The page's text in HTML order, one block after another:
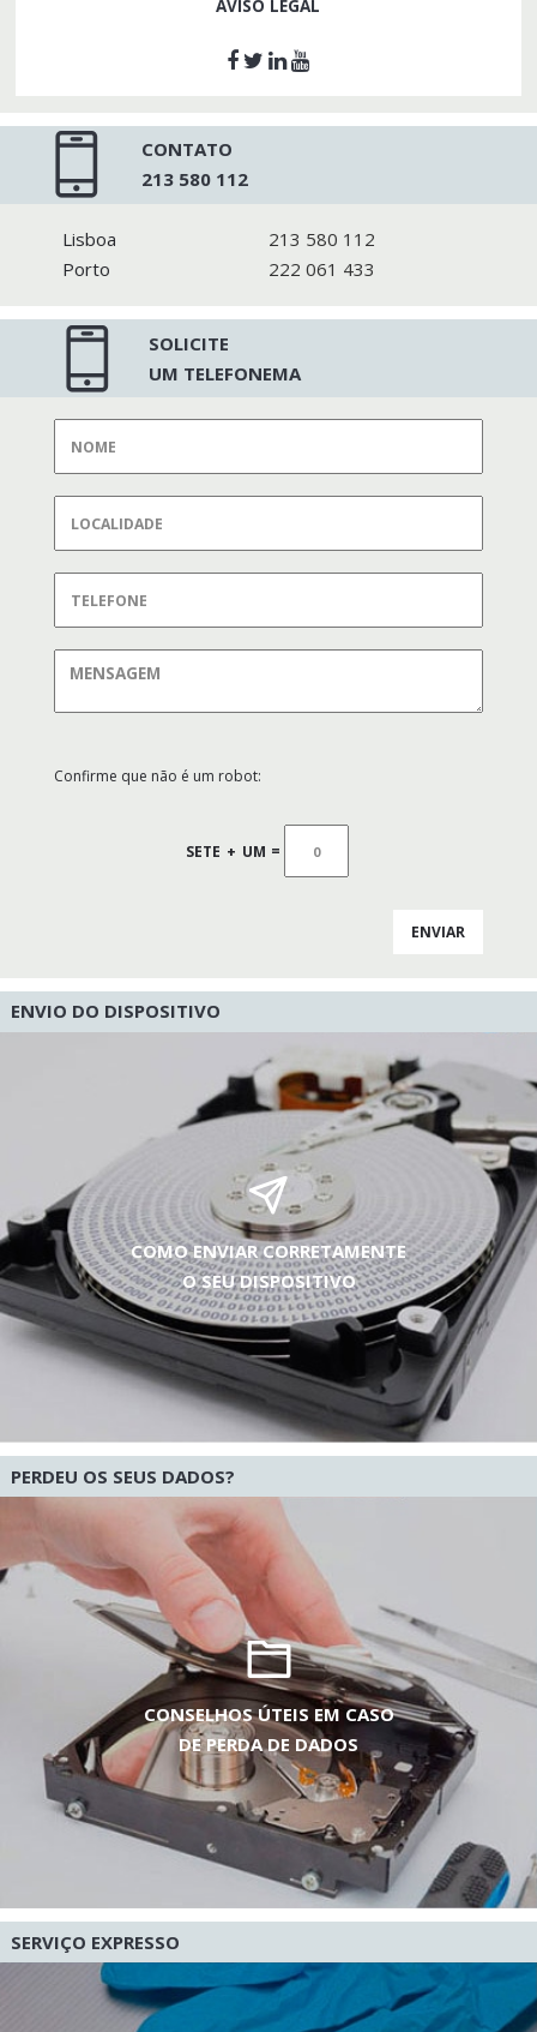
AVISO LEGAL
CONTATO
213 580 112
Lisboa
213 580 112
Porto
222 061 433
SOLICITE
UM TELEFONEMA
Confirme que não é um robot:
SETE + UM =
ENVIO DO DISPOSITIVO
COMO ENVIAR CORRETAMENTE
O SEU DISPOSITIVO
PERDEU OS SEUS DADOS?
CONSELHOS ÚTEIS EM CASO
DE PERDA DE DADOS
SERVIÇO EXPRESSO